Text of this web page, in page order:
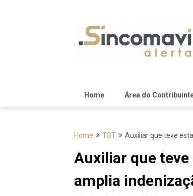
Home Área do
Home TST Auxiliar que teve
Auxiliar que
amplia